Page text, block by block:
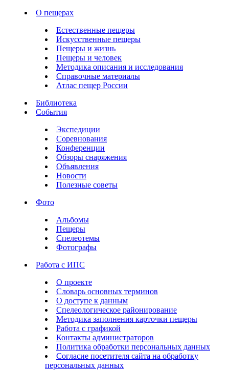
О пещерах
Естественные пещеры
Искусственные пещеры
Пещеры и жизнь
Пещеры и человек
Методика описания и исследования
Справочные материалы
Атлас пещер России
Библиотека
События
Экспедиции
Соревнования
Конференции
Обзоры снаряжения
Объявления
Новости
Полезные советы
Фото
Альбомы
Пещеры
Спелеотемы
Фотографы
Работа с ИПС
О проекте
Словарь основных терминов
О доступе к данным
Спелеологическое районирование
Методика заполнения карточки пещеры
Работа с графикой
Контакты администраторов
Политика обработки персональных данных
Согласие посетителя сайта на обработку
персональных данных